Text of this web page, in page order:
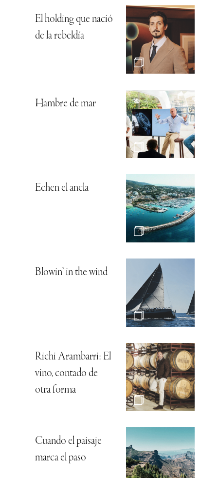
El holding que nació
de la rebeldía
Hambre de mar
Echen el ancla
Blowin’ in the wind
Richi Arambarri: El
vino, contado de
otra forma
Cuando el paisaje
marca el paso